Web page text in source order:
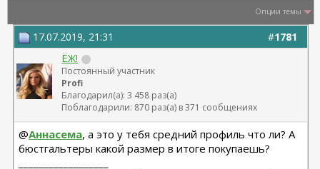
Опции темы
#1781
17.07.2019, 21:31
ЁЖ!
Постоянный участник
Profi
Благодарил(а): 3 458 раз(а)
Поблагодарили: 870 раз(а) в 371 сообщениях
@Аннасема, а это у тебя средний профиль что ли? А
бюстгальтеры какой размер в итоге покупаешь?